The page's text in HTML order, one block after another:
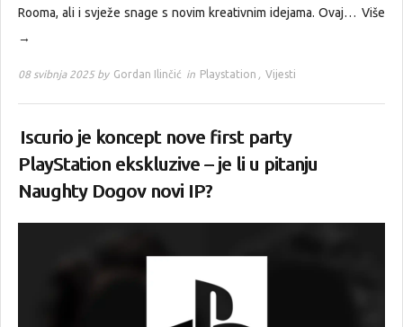
Rooma, ali i svježe snage s novim kreativnim idejama. Ovaj… Više
→
08 svibnja 2025 by Gordan Ilinčić in Playstation , Vijesti
Iscurio je koncept nove first party
PlayStation ekskluzive – je li u pitanju
Naughty Dogov novi IP?